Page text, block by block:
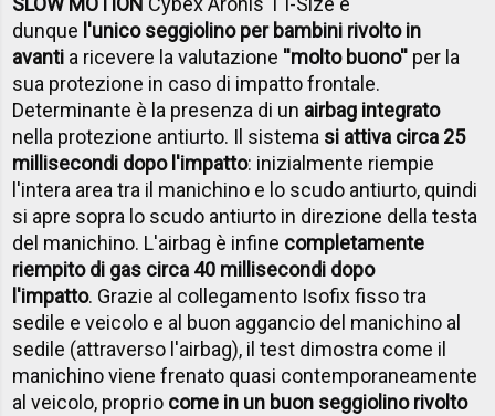
dunque l'unico seggiolino per bambini rivolto in
avanti a ricevere la valutazione ''molto buono'' per la
sua protezione in caso di impatto frontale.
Determinante è la presenza di un airbag integrato
nella protezione antiurto. Il sistema si attiva circa 25
millisecondi dopo l'impatto: inizialmente riempie
l'intera area tra il manichino e lo scudo antiurto, quindi
si apre sopra lo scudo antiurto in direzione della testa
del manichino. L'airbag è infine completamente
riempito di gas circa 40 millisecondi dopo
l'impatto. Grazie al collegamento Isofix fisso tra
sedile e veicolo e al buon aggancio del manichino al
sedile (attraverso l'airbag), il test dimostra come il
manichino viene frenato quasi contemporaneamente
al veicolo, proprio come in un buon seggiolino rivolto